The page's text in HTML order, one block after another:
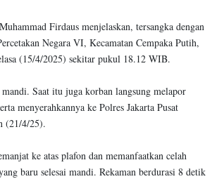
Firdaus menjelaskan, tersangka dengan
Negara VI, Kecamatan Cempaka Putih,
(15/4/2025) sekitar pukul 18.12 WIB.
mandi. Saat itu juga korban langsung melapor
menyerahkannya ke Polres Jakarta Pusat
(21/4/25).
ke atas plafon dan memanfaatkan celah
baru selesai mandi. Rekaman berdurasi 8 detik